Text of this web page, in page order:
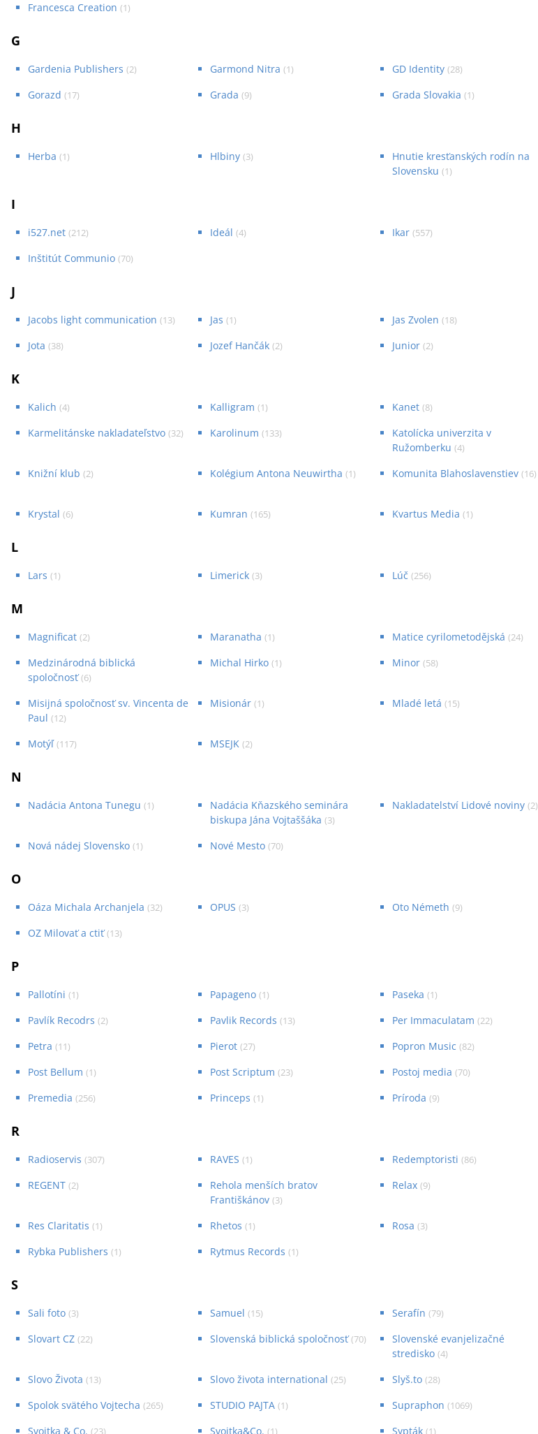
Francesca Creation (1)
G
Gardenia Publishers (2) Garmond Nitra (1) GD Identity (28)
Gorazd (17) Grada (9) Grada Slovakia (1)
H
Herba (1) Hlbiny (3)
Hnutie kresťanských rodín na
Slovensku (1)
I
i527.net (212) Ideál (4) Ikar (557)
Inštitút Communio (70)
J
Jacobs light communication (13) Jas (1) Jas Zvolen (18)
Jota (38) Jozef Hančák (2) Junior (2)
K
Kalich (4) Kalligram (1) Kanet (8)
Karmelitánske nakladateľstvo (32) Karolinum (133)
Katolícka univerzita v
Ružomberku (4)
Knižní klub (2) Kolégium Antona Neuwirtha (1) Komunita Blahoslavenstiev (16)
Krystal (6) Kumran (165) Kvartus Media (1)
L
Lars (1) Limerick (3) Lúč (256)
M
Magnificat (2) Maranatha (1) Matice cyrilometodějská (24)
Medzinárodná biblická
spoločnosť (6)
Michal Hirko (1) Minor (58)
Misijná spoločnosť sv. Vincenta de
Paul (12)
Misionár (1) Mladé letá (15)
Motýľ (117) MSEJK (2)
N
Nadácia Antona Tunegu (1)
Nadácia Kňazského seminára
biskupa Jána Vojtaššáka (3)
Nakladatelství Lidové noviny (2)
Nová nádej Slovensko (1) Nové Mesto (70)
O
Oáza Michala Archanjela (32) OPUS (3) Oto Németh (9)
OZ Milovať a ctiť (13)
P
Pallotíni (1) Papageno (1) Paseka (1)
Pavlík Recodrs (2) Pavlik Records (13) Per Immaculatam (22)
Petra (11) Pierot (27) Popron Music (82)
Post Bellum (1) Post Scriptum (23) Postoj media (70)
Premedia (256) Princeps (1) Príroda (9)
R
Radioservis (307) RAVES (1) Redemptoristi (86)
REGENT (2)
Rehola menších bratov
Františkánov (3)
Relax (9)
Res Claritatis (1) Rhetos (1) Rosa (3)
Rybka Publishers (1) Rytmus Records (1)
S
Sali foto (3) Samuel (15) Serafín (79)
Slovart CZ (22) Slovenská biblická spoločnosť (70)
Slovenské evanjelizačné
stredisko (4)
Slovo Života (13) Slovo života international (25) Slyš.to (28)
Spolok svätého Vojtecha (265) STUDIO PAJTA (1) Supraphon (1069)
Svojtka & Co. (23) Svojtka&Co. (1) Sypták (1)